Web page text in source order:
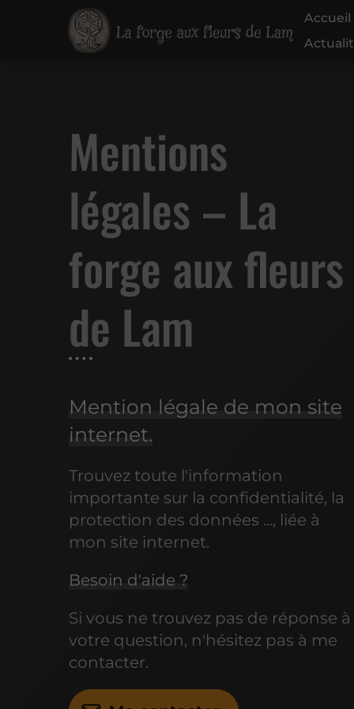
Accueil
Mentions
légales – La
forge aux fleurs
de Lam
Mention légale de mon site
internet.
Trouvez toute l'information
importante sur la confidentialité, la
protection des données ..., liée à
mon site internet.
Besoin d'aide ?
Si vous ne trouvez pas de réponse à
votre question, n'hésitez pas à me
contacter.